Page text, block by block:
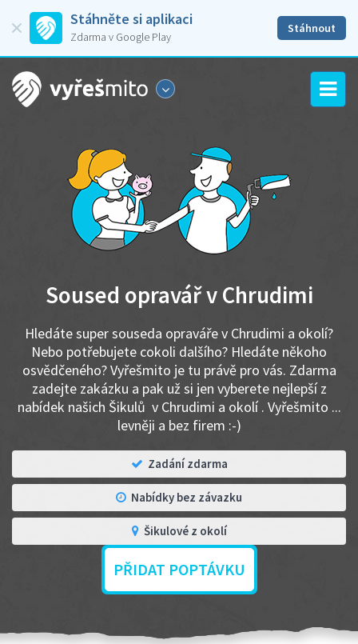
Stáhněte si aplikaci
Zdarma v Google Play
Stáhnout
Soused opravář v Chrudimi
Hledáte super souseda opraváře v Chrudimi a okolí?
Nebo potřebujete cokoli dalšího? Hledáte někoho
osvědčeného? Vyřešmito je tu právě pro vás. Zdarma
zadejte zakázku a pak už si jen vyberete nejlepší z
nabídek našich Šikulů v Chrudimi a okolí . Vyřešmito ...
levněji a bez firem :-)
Zadání zdarma
Nabídky bez závazku
Šikulové z okolí
PŘIDAT POPTÁVKU